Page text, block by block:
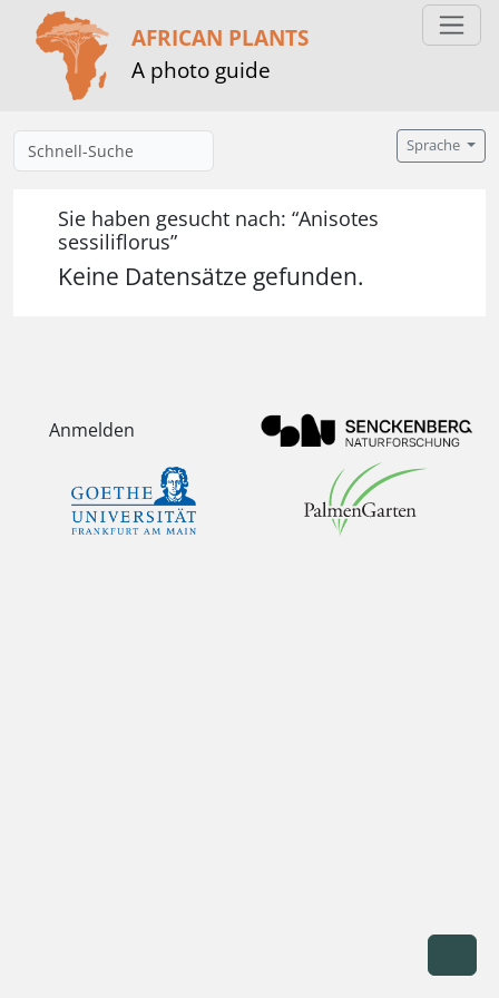
AFRICAN PLANTS
A photo guide
Sprache
Sie haben gesucht nach: “Anisotes
sessiliflorus”
Keine Datensätze gefunden.
Anmelden